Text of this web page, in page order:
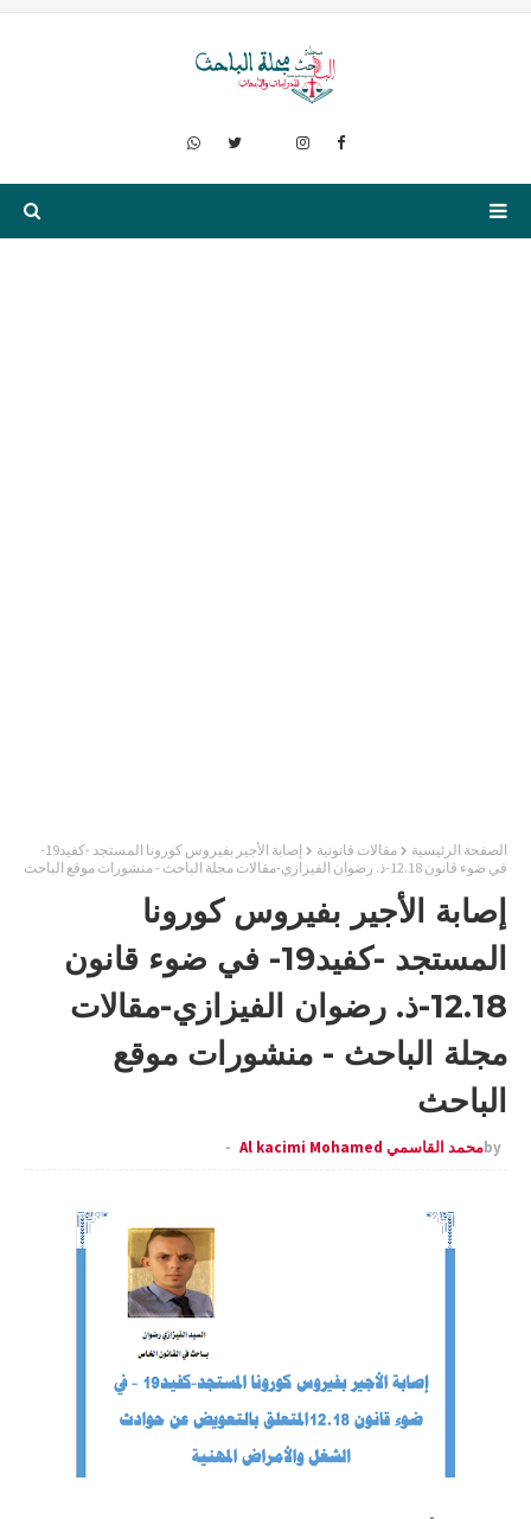
الصفحة الرئيسية مقالات قانونية
إصابة الأجير بفيروس كورونا المستجد -كفيد19-
في ضوء قانون 12.18-ذ. رضوان الفيزازي-مقالات مجلة الباحث - منشورات موقع الباحث
إصابة الأجير بفيروس كورونا
المستجد -كفيد19- في ضوء قانون
12.18-ذ. رضوان الفيزازي-مقالات
مجلة الباحث - منشورات موقع
الباحث
byمحمد القاسمي Al kacimi Mohamed